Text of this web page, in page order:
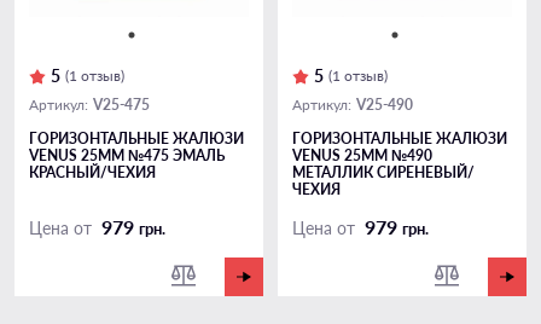
5 (1 отзыв)
Артикул: V25-475
ГОРИЗОНТАЛЬНЫЕ ЖАЛЮЗИ
VENUS 25ММ №475 ЭМАЛЬ
КРАСНЫЙ/ЧЕХИЯ
Цена от 979 грн.
5 (1 отзыв)
Артикул: V25-490
ГОРИЗОНТАЛЬНЫЕ ЖАЛЮЗИ
VENUS 25ММ №490
МЕТАЛЛИК СИРЕНЕВЫЙ/
ЧЕХИЯ
Цена от 979 грн.